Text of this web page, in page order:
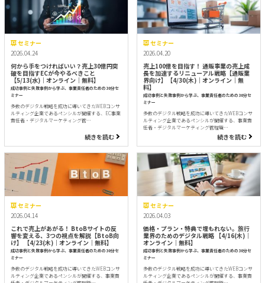
セミナー
2026.04.24
何から手をつければいい？売上30億円突
破を目指すECが今やるべきこと
【5/13(水)｜オンライン｜無料】
成功事例と失敗事例から学ぶ、事業責任者のための30分セ
ミナー
多数のデジタル戦略を成功に導いてきたWEBコンサ
ルティング企業であるペンシルが開催する、EC事業
責任者・デジタルマーケティング管…
続きを読む
セミナー
2026.04.20
売上100億を目指す！ 通販事業の売上成
長を加速するリニューアル戦略【通販業
界向け】【4/30(木)｜オンライン｜無
料】
成功事例と失敗事例から学ぶ、事業責任者のための30分セ
ミナー
多数のデジタル戦略を成功に導いてきたWEBコンサ
ルティング企業であるペンシルが開催する、事業責
任者・デジタルマーケティング管理職…
続きを読む
セミナー
2026.04.14
これで売上があがる！ BtoBサイトの反
響を変える、3つの視点を解説【BtoB向
け】 【4/23(木)｜オンライン｜無料】
成功事例と失敗事例から学ぶ、事業責任者のための30分セ
ミナー
多数のデジタル戦略を成功に導いてきたWEBコンサ
ルティング企業であるペンシルが開催する、事業責
セミナー
2026.04.03
価格・プラン・特典で埋もれない。旅行
業界のためのデジタル戦略 【4/16(木)｜
オンライン｜無料】
成功事例と失敗事例から学ぶ、事業責任者のための30分セ
ミナー
多数のデジタル戦略を成功に導いてきたWEBコンサ
ルティング企業であるペンシルが開催する、事業責